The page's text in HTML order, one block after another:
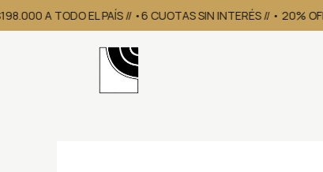
A TODO EL PAÍS // •6 CUOTAS SIN INTERÉS // • 20% OFF